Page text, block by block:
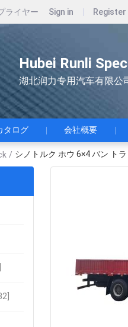
ライヤー Sign in Register
Hubei Runli
湖北润力专用汽车有限公
タログ 会社概要
/ シノトルク ホウ 6×4 バン ト